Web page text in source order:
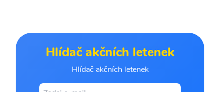
Hlídač akčních letenek
Hlídač akčních letenek